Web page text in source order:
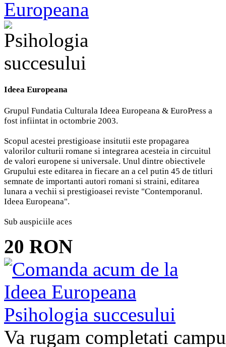
reusita. Un manual al
Ideea Europeana
Grupul Fundatia Culturala Ideea Europeana & EuroPress a
fost infiintat in octombrie 2003.
Scopul acestei prestigioase insitutii este propagarea
valorilor culturii romane si integrarea acesteia in circuitul
de valori europene si universale. Unul dintre obiectivele
Grupului este editarea in fiecare an a cel putin 45 de titluri
semnate de importanti autori romani si straini, editarea
lunara a vechii si prestigioasei reviste "Contemporanul.
Ideea Europeana".
Sub auspiciile aces
20 RON
Va rugam completati